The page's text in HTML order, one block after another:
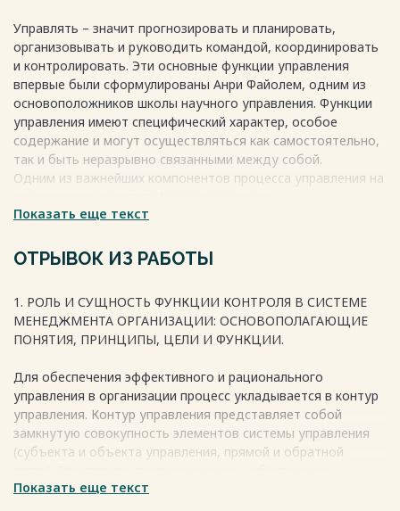
Управлять – значит прогнозировать и планировать,
организовывать и руководить командой, координировать
и контролировать. Эти основные функции управления
впервые были сформулированы Анри Файолем, одним из
основоположников школы научного управления. Функции
управления имеют специфический характер, особое
содержание и могут осуществляться как самостоятельно,
так и быть неразрывно связанными между собой.
Одним из важнейших компонентов процесса управления на
Слово «контроль» первоначально использовалось в
хозяйственной деятельности организации. Именно этим
Однако функцию контроля в классическом менеджменте
следует понимать как вид управленческой деятельности,
благодаря которой организацию можно удерживать на
деятельности с установленными стандартами (планами).
Весь текст будет доступенпосле покупки
Показать еще текст
ОТРЫВОК ИЗ РАБОТЫ
1. РОЛЬ И СУЩНОСТЬ ФУНКЦИИ КОНТРОЛЯ В СИСТЕМЕ
МЕНЕДЖМЕНТА ОРГАНИЗАЦИИ: ОСНОВОПОЛАГАЮЩИЕ
ПОНЯТИЯ, ПРИНЦИПЫ, ЦЕЛИ И ФУНКЦИИ.
Для обеспечения эффективного и рационального
управления в организации процесс укладывается в контур
управления. Контур управления представляет собой
замкнутую совокупность элементов системы управления
(субъекта и объекта управления, прямой и обратной
целостности системы менеджмента и управляемости
Показать еще текст